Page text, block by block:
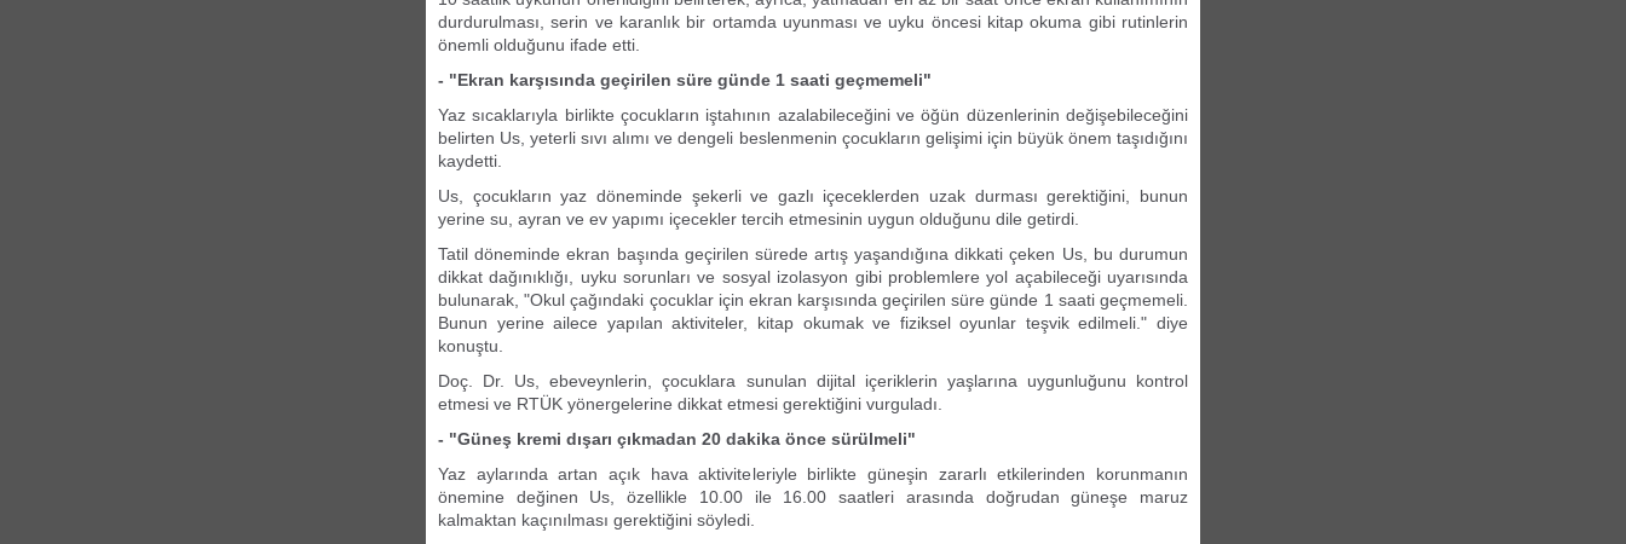
durdurulması, serin ve karanlık bir ortamda uyunması ve uyku öncesi kitap okuma gibi rutinlerin
önemli olduğunu ifade etti.
- "Ekran karşısında geçirilen süre günde 1 saati geçmemeli"
Yaz sıcaklarıyla birlikte çocukların iştahının azalabileceğini ve öğün düzenlerinin değişebileceğini
belirten Us, yeterli sıvı alımı ve dengeli beslenmenin çocukların gelişimi için büyük önem taşıdığını
kaydetti.
Us, çocukların yaz döneminde şekerli ve gazlı içeceklerden uzak durması gerektiğini, bunun
yerine su, ayran ve ev yapımı içecekler tercih etmesinin uygun olduğunu dile getirdi.
Tatil döneminde ekran başında geçirilen sürede artış yaşandığına dikkati çeken Us, bu durumun
dikkat dağınıklığı, uyku sorunları ve sosyal izolasyon gibi problemlere yol açabileceği uyarısında
bulunarak, "Okul çağındaki çocuklar için ekran karşısında geçirilen süre günde 1 saati geçmemeli.
Bunun yerine ailece yapılan aktiviteler, kitap okumak ve fiziksel oyunlar teşvik edilmeli." diye
konuştu.
Doç. Dr. Us, ebeveynlerin, çocuklara sunulan dijital içeriklerin yaşlarına uygunluğunu kontrol
etmesi ve RTÜK yönergelerine dikkat etmesi gerektiğini vurguladı.
- "Güneş kremi dışarı çıkmadan 20 dakika önce sürülmeli"
Yaz aylarında artan açık hava aktiviteleriyle birlikte güneşin zararlı etkilerinden korunmanın
önemine değinen Us, özellikle 10.00 ile 16.00 saatleri arasında doğrudan güneşe maruz
kalmaktan kaçınılması gerektiğini söyledi.